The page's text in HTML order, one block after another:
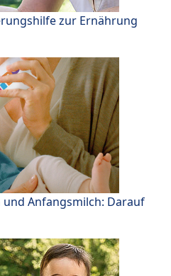
zur Ernährung
Anfangsmilch: Darauf